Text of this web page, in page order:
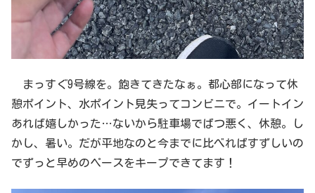
まっすぐ9号線を。飽きてきたなぁ。都心部になって休
憩ポイント、水ポイント見失ってコンビニで。イートイン
あれば嬉しかった…ないから駐車場でばつ悪く、休憩。し
かし、暑い。だが平地なのと今までに比べればすずしいの
でずっと早めのペースをキープできてます！